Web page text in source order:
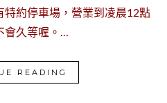
約停車場，營業到凌晨12點
久等喔。…
READING